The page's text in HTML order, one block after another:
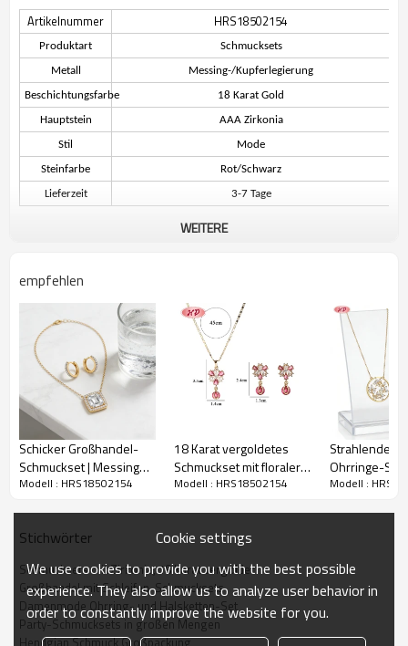
Artikelnummer HRS18502154
Produktart Schmucksets
Metall Messing-/Kupferlegierung
Beschichtungsfarbe 18 Karat Gold
Hauptstein AAA Zirkonia
Stil Mode
Steinfarbe Rot/Schwarz
Lieferzeit 3-7 Tage
Beschreibung des Modeschmucksets
WEITERE
empfehlen
Schicker Großhandel-
Schmuckset | Messing
18 Karat vergoldet &
Modell : HRS18502154
18 Karat vergoldetes
Schmuckset mit floraler
Halskette und Ohrringen
Zirkonia und Perlen |
Großpackung für Damen
Modell : HRS18502154
Strahlendes
Ohrringe-Set
Label-OEM,
Modell :
Stichwörter
Schmucksets mit Zirkonia, 18 Karat vergoldet
Großhandel mit Schleifen-Schmucksets
Damenmode Ohrring- und Halsketten-Set
Party-Schmucksets in großen Mengen
Hendgian Schmuck Großpackung
Cookie settings
We use cookies to provide you with the best possible
experience. They also allow us to analyze user behavior in
order to constantly improve the website for you.